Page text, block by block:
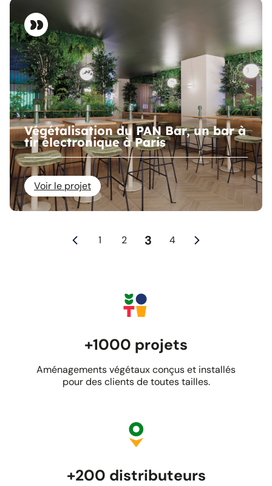
Végétalisation du PAN Bar, un bar à
tir électronique à Paris
Voir le projet
1 2 3 4
+1000 projets
Aménagements végétaux conçus et installés
pour des clients de toutes tailles.
+200 distributeurs